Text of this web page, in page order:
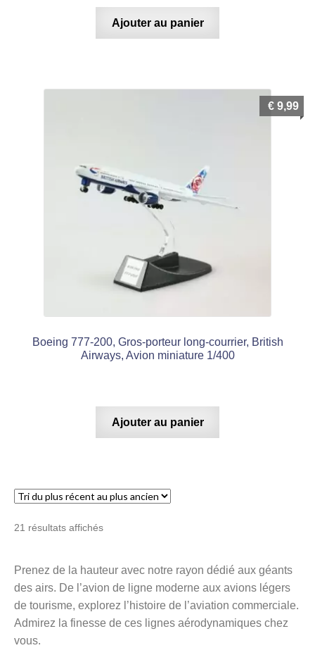
Ajouter au panier
Boeing 777-200, Gros-porteur long-courrier, British
Airways, Avion miniature 1/400
€ 9,99
Ajouter au panier
21 résultats affichésTrié
récent
au
plus
ancien
Prenez de la hauteur avec notre rayon dédié aux géants
des airs. De l’avion de ligne moderne aux avions légers
de tourisme, explorez l’histoire de l’aviation commerciale.
Admirez la finesse de ces lignes aérodynamiques chez
vous.